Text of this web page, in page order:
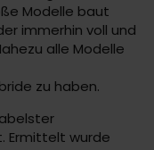
Modelle baut
immerhin voll und
alle Modelle
zu haben.
Ermittelt wurde